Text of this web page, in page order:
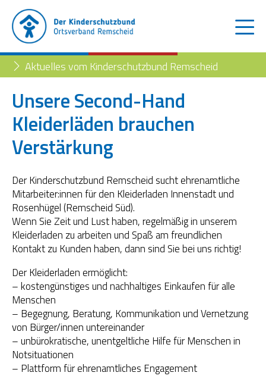
Der Kinderschutzbund
Aktuelles
Blog
Kinder- und Jugendtelefon
Trennung der Eltern
Familienberatungsstelle
Familienberatungsstelle
Begleiteter Umgang
Fachstelle „Frühe Hilfen“
OGS Heinrich-Neumann-Schule
Fit für Kids – Elternkurse
Kinder im Blick – Elternkurse
Wohngemeinschaft
Aktuelles vom Kinderschutzbund Remscheid
Unsere Second-Hand
Kleiderläden brauchen
Verstärkung
Der Kinderschutzbund Remscheid sucht ehrenamtliche
Mitarbeiter:innen für den Kleiderladen Innenstadt und
Rosenhügel (Remscheid Süd).
Wenn Sie Zeit und Lust haben, regelmäßig in unserem
Kleiderladen zu arbeiten und Spaß am freundlichen
Kontakt zu Kunden haben, dann sind Sie bei uns richtig!
Der Kleiderladen ermöglicht:
– kostengünstiges und nachhaltiges Einkaufen für alle
Menschen
– Begegnung, Beratung, Kommunikation und Vernetzung
von Bürger/innen untereinander
– unbürokratische, unentgeltliche Hilfe für Menschen in
Notsituationen
– Plattform für ehrenamtliches Engagement